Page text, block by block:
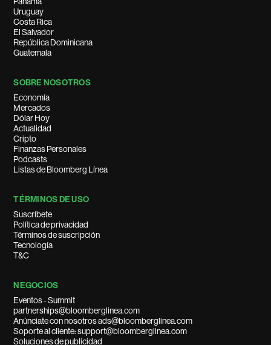
Uruguay
Costa Rica
El Salvador
República Dominicana
Guatemala
SOBRE NOSOTROS
Economía
Mercados
Dólar Hoy
Actualidad
Cripto
Finanzas Personales
Podcasts
Listas de Bloomberg Línea
TÉRMINOS DE USO
Suscríbete
Política de privacidad
Términos de suscripción
Tecnología
T&C
NEGOCIOS
Eventos - Summit
partnerships@bloomberglinea.com
Anúnciate con nosotros ads@bloomberglinea.com
Soporte al cliente: support@bloomberglinea.com
Soluciones de publicidad